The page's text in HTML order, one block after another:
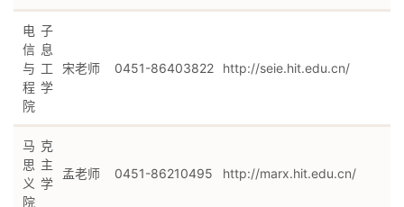
电子
信息
与工
程学
院
宋老师 0451-86403822 http://seie.hit.edu.cn/
马克
思主
义学
院
孟老师 0451-86210495 http://marx.hit.edu.cn/